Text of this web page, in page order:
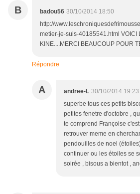
B badou56 30/10/2014 18:50
http://
metier-je-suis-40185541.html VOICI
KINE....MERCI BEAUCOUP POUR
Répondre
A andree-L 30/10/2014 19:23
superbe tous ces petits
petites fenetre d'octobre ,
te comprend Françoise
retrouver meme en
pendouilles de noel
continuer ou les étoiles se
soirée , bisous a bientot ,